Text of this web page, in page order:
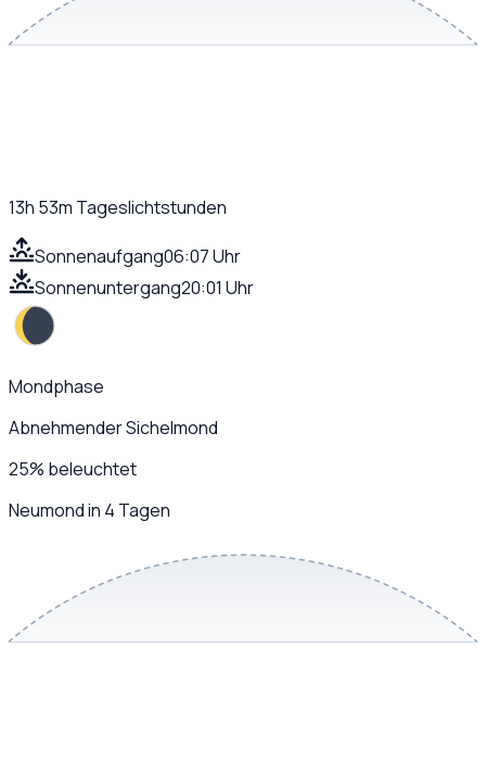
13h 53m Tageslichtstunden
Sonnenaufgang06:07 Uhr
Sonnenuntergang20:01 Uhr
Mondphase
Abnehmender Sichelmond
25% beleuchtet
Neumond in 4 Tagen